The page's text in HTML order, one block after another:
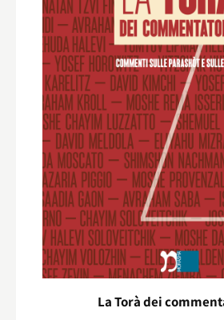
La Torà dei